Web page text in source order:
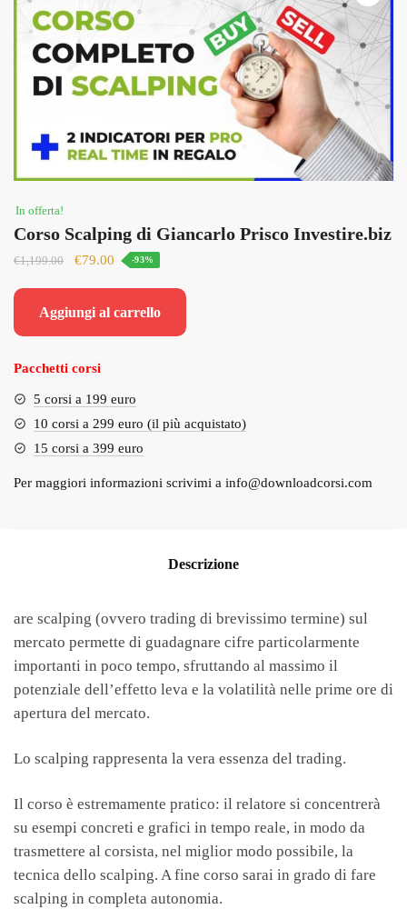
In offerta!
Corso Scalping di Giancarlo Prisco Investire.biz
€1,199.00
Il
era:
€79.00 Il
è:
-93%
Aggiungi al carrello
Pacchetti corsi
5 corsi a 199 euro
10 corsi a 299 euro (il più acquistato)
15 corsi a 399 euro
Per maggiori informazioni scrivimi a info@downloadcorsi.com
Descrizione
are scalping (ovvero trading di brevissimo termine) sul
mercato permette di guadagnare cifre particolarmente
importanti in poco tempo, sfruttando al massimo il
potenziale dell’effetto leva e la volatilità nelle prime ore di
apertura del mercato.
Lo scalping rappresenta la vera essenza del trading.
Il corso è estremamente pratico: il relatore si concentrerà
su esempi concreti e grafici in tempo reale, in modo da
trasmettere al corsista, nel miglior modo possibile, la
tecnica dello scalping. A fine corso sarai in grado di fare
scalping in completa autonomia.